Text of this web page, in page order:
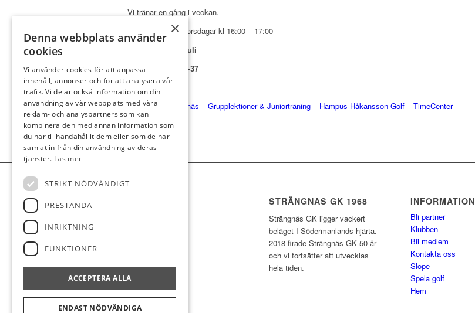
Vi tränar en gång i veckan.
Träningstider:
Torsdagar kl 16:00 – 17:00
HÖST Start: 30 Juli
Vecka 18-24 & 31-37
Pris: 1 295 kr
Anmälan:
Strängnäs – Grupplektioner & Juniorträning – Hampus Håkansson Golf – TimeCenter
STRÄNGNAS GK 1968
Strängnäs GK ligger vackert
beläget I Södermanlands hjärta.
2018 firade Strängnäs GK 50 år
och vi fortsätter att utvecklas
hela tiden.
INFORMATION
Bli partner
Klubben
Bli medlem
Kontakta oss
Slope
Spela golf
Hem
×
Denna webbplats använder
cookies
Vi använder cookies för att anpassa
innehåll, annonser och för att analysera vår
trafik. Vi delar också information om din
användning av vår webbplats med våra
reklam- och analyspartners som kan
kombinera den med annan information som
du har tillhandahållit dem eller som de har
samlat in från din användning av deras
tjänster. Läs mer
STRIKT NÖDVÄNDIGT
PRESTANDA
INRIKTNING
FUNKTIONER
ACCEPTERA ALLA
ENDAST NÖDVÄNDIGA